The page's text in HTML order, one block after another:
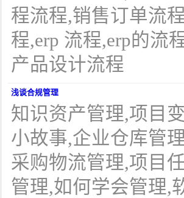
程流程,销售订单流
程,erp 流程,erp的流
产品设计流程
浅谈合规管理
知识资产管理,项目
小故事,企业仓库管
采购物流管理,项目
管理,如何学会管理,